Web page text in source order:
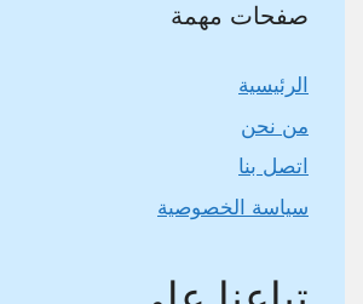
صفحات مهمة
الرئيسية
من نحن
اتصل بنا
سياسة الخصوصية